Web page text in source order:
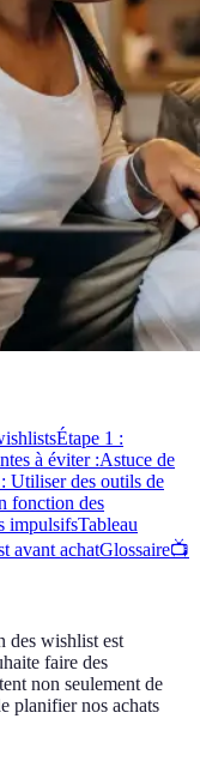
Étape 1 :
à éviter :Astuce de
Utiliser des outils de
fonction des
impulsifsTableau
avant achatGlossaire📺
des wishlist est
faire des
non seulement de
planifier nos achats